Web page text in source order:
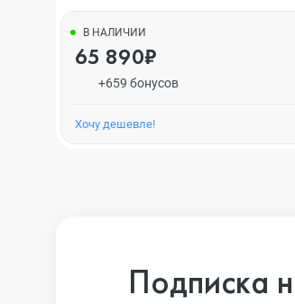
В НАЛИЧИИ
65 890₽
+659 бонусов
Хочу дешевле!
Подписка